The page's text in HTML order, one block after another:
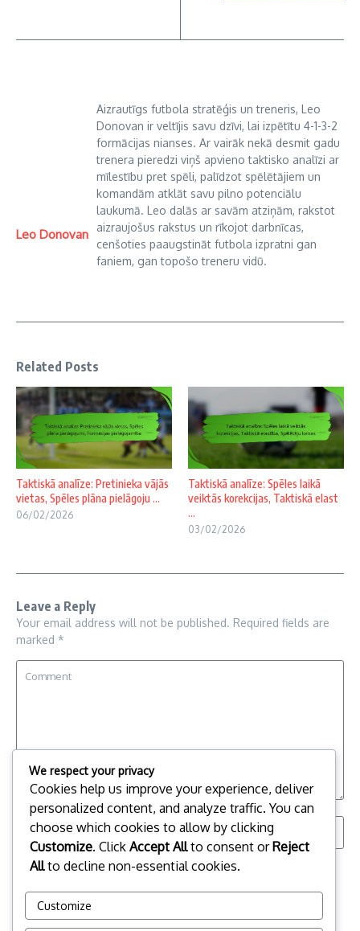
Leo Donovan
Aizrautīgs futbola stratēģis un treneris, Leo
Donovan ir veltījis savu dzīvi, lai izpētītu 4-1-3-2
formācijas nianses. Ar vairāk nekā desmit gadu
trenera pieredzi viņš apvieno taktisko analīzi ar
mīlestību pret spēli, palīdzot spēlētājiem un
komandām atklāt savu pilno potenciālu
laukumā. Leo dalās ar savām atziņām, rakstot
aizraujošus rakstus un rīkojot darbnīcas,
cenšoties paaugstināt futbola izpratni gan
faniem, gan topošo treneru vidū.
Related Posts
Taktiskā analīze: Pretinieka vājās
vietas, Spēles plāna pielāgoju ...
06/02/2026
Taktiskā analīze: Spēles laikā
veiktās korekcijas, Taktiskā elast
...
03/02/2026
Leave a Reply
Your email address will not be published. Required fields are
marked *
Save my name, email, and website in this browser for the
We respect your privacy
Cookies help us improve your experience, deliver
personalized content, and analyze traffic. You can
choose which cookies to allow by clicking
Customize. Click Accept Allto consent orReject
Allto decline non-essential cookies.
Customize